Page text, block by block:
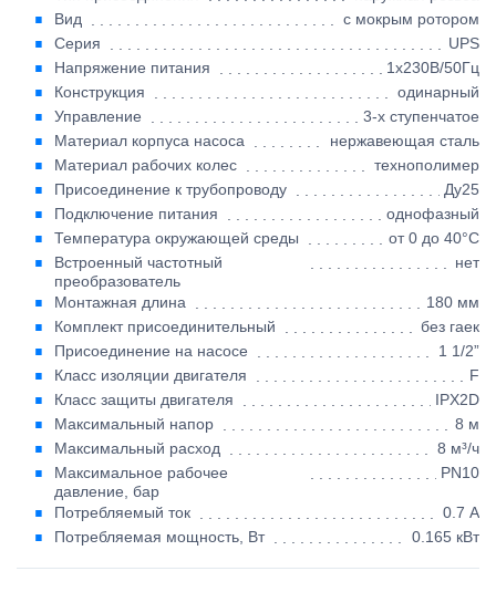
Вид
с мокрым ротором
Серия
UPS
Напряжение питания
1х230В/50Гц
Конструкция
одинарный
Управление
3-х ступенчатое
Материал корпуса насоса
нержавеющая сталь
Материал рабочих колес
технополимер
Присоединение к трубопроводу
Ду25
Подключение питания
однофазный
Температура окружающей среды
от 0 до 40°C
Встроенный частотный
преобразователь
нет
Монтажная длина
180 мм
Комплект присоединительный
без гаек
Присоединение на насосе
1 1/2”
Класс изоляции двигателя
F
Класс защиты двигателя
IPX2D
Максимальный напор
8 м
Максимальный расход
8 м³/ч
Максимальное рабочее
давление, бар
PN10
Потребляемый ток
0.7 А
Потребляемая мощность, Вт
0.165 кВт